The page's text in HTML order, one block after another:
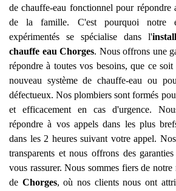
de chauffe-eau fonctionnel pour répondre
de la famille. C'est pourquoi notre
expérimentés se spécialise dans l'
chauffe eau Chorges. Nous offrons une
répondre à toutes vos besoins, que ce
nouveau système de chauffe-eau ou
défectueux. Nos plombiers sont formés
et efficacement en cas d'urgence.
répondre à vos appels dans les plus
dans les 2 heures suivant votre appel.
transparents et nous offrons des
vous rassurer. Nous sommes fiers de
de Chorges, où nos clients nous ont